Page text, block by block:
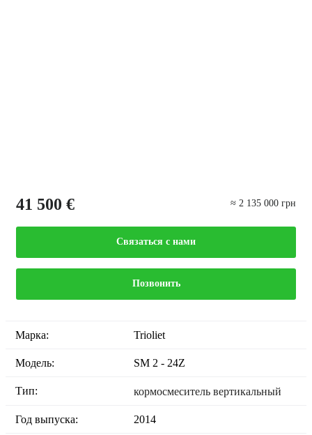
41 500 € ≈ 2 135 000 грн
Связаться с нами
Позвонить
Марка: Trioliet
Модель: SM 2 - 24Z
Тип: кормосмеситель вертикальный
Год выпуска: 2014